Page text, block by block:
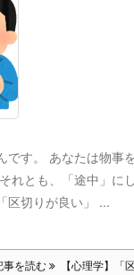
です。 あなたは物事
れとも、「途中」に
区切りが良い」 ...
事を読む 【心理学】「